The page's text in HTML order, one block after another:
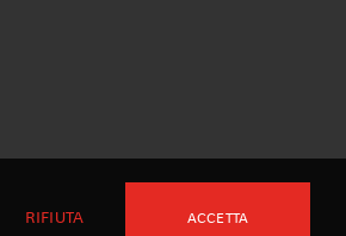
RIFIUTA ACCETTA